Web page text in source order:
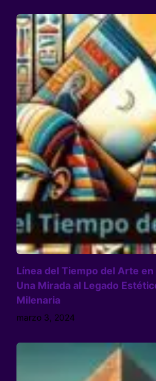
Línea del Tiempo del Arte
Una Mirada al Legado
Milenaria
marzo 3, 2024